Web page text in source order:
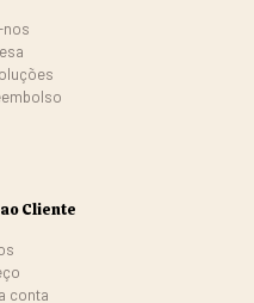
nos
Cliente
conta